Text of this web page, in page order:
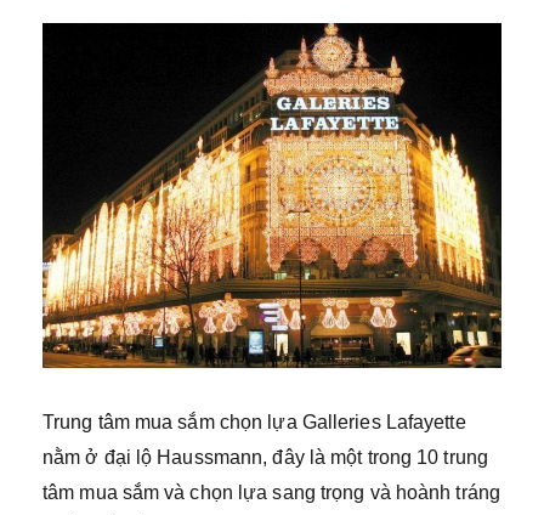
Trung tâm mua sắm chọn lựa Galleries Lafayette
nằm ở đại lộ Haussmann, đây là một trong 10 trung
tâm mua sắm và chọn lựa sang trọng và hoành tráng